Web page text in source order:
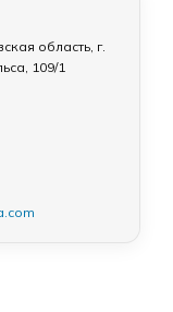
область, г.
109/1